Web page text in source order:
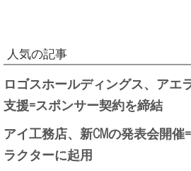
人気の記事
ロゴスホールディングス、アエ
支援=スポンサー契約を締結
アイ工務店、新CMの発表会開
ラクターに起用